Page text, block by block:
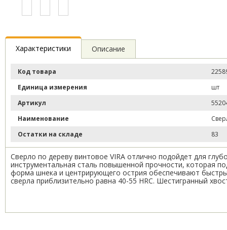
Характеристики Описание
Код товара
Единица измерения
шт
Артикул
Наименование
Остатки на складе
83
Сверло по дереву винтовое VIRA отлично подойдет для
инструментальная сталь повышенной прочности, которая
форма шнека и центрирующего острия обеспечивают
сверла приблизительно равна 40-55 HRC. Шестигранный